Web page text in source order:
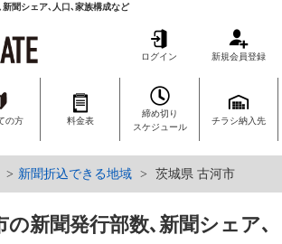
聞シェア､人口､家族構成など
ログイン 新規会員登録
の方 料金表
締め切り
スケジュール
チラシ納入先
新聞折込できる地域 茨城県 古河市
の新聞発行部数､新聞シェア､